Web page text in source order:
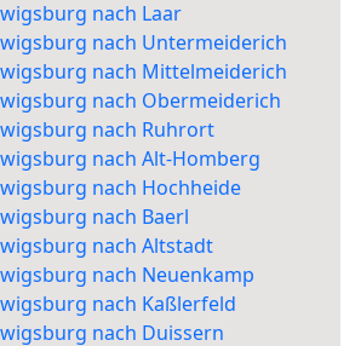
nach Laar
nach Untermeiderich
nach Mittelmeiderich
nach Obermeiderich
nach Ruhrort
nach Alt-Homberg
nach Hochheide
nach Baerl
nach Altstadt
nach Neuenkamp
nach Kaßlerfeld
nach Duissern